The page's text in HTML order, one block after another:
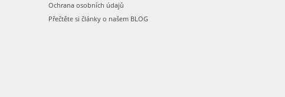
Ochrana osobních údajů
Přečtěte si články o našem BLOG